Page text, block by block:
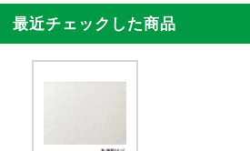
最近チェックした商品